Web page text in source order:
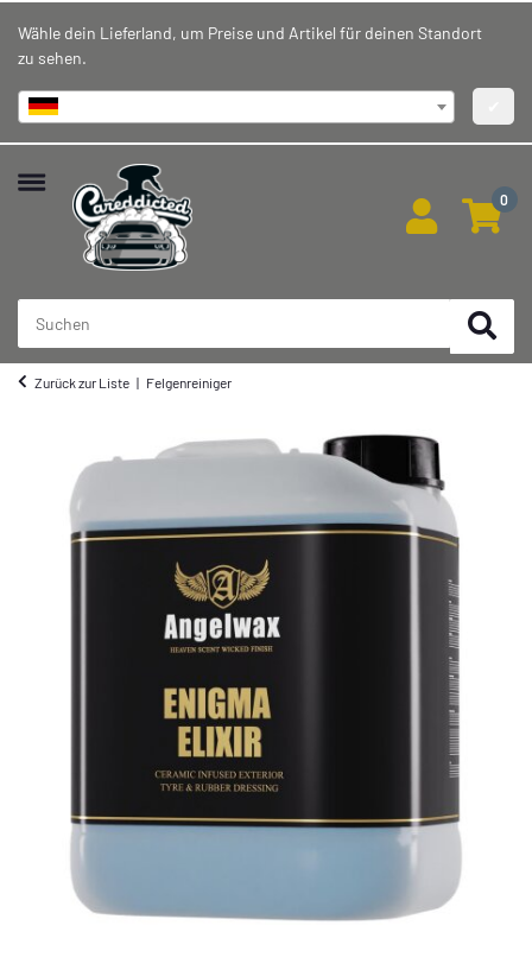
Wähle dein Lieferland, um Preise und Artikel für deinen Standort
zu sehen.
0
Zurück zur Liste Felgenreiniger